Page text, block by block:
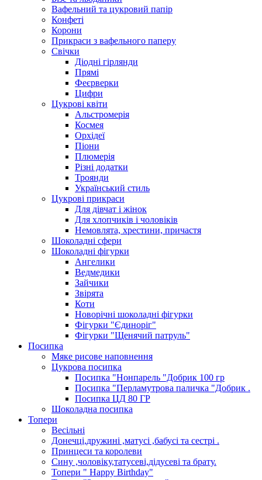
Вафельний та цукровий папір
Конфеті
Корони
Прикраси з вафельного паперу
Свічки
Діодні гірлянди
Прямі
Феєрверки
Цифри
Цукрові квіти
Альстромерія
Космея
Орхідеї
Піони
Плюмерія
Різні додатки
Троянди
Український стиль
Цукрові прикраси
Для дівчат і жінок
Для хлопчиків і чоловіків
Немовлята, хрестини, причастя
Шоколадні сфери
Шоколадні фігурки
Ангелики
Ведмедики
Зайчики
Звірята
Коти
Новорічні шоколадні фігурки
Фігурки "Єдиноріг"
Фігурки "Щенячий патруль"
Посипка
Мяке рисове наповнення
Цукрова посипка
Посипка "Нонпарель "Добрик 100 гр
Посипка "Перламутрова паличка "Добрик .
Посипка ЦД 80 ГР
Шоколадна посипка
Топери
Весільні
Донечці,дружині ,матусі ,бабусі та сестрі .
Принцеси та королеви
Сину ,чоловіку,татусеві,дідусеві та брату.
Топери " Happy Birthday"